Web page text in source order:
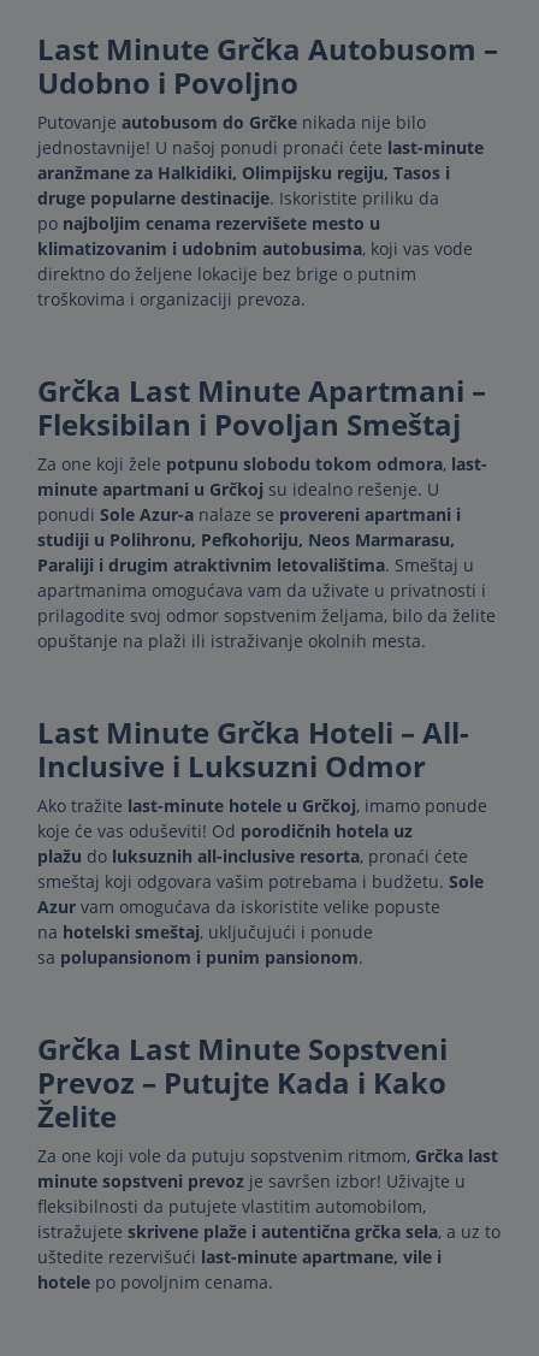
Last Minute Grčka Autobusom –
Udobno i Povoljno
Putovanje autobusom do Grčke nikada nije bilo
jednostavnije! U našoj ponudi pronaći ćete last-minute
aranžmane za Halkidiki, Olimpijsku regiju, Tasos i
druge popularne destinacije. Iskoristite priliku da
po najboljim cenama rezervišete mesto u
klimatizovanim i udobnim autobusima, koji vas vode
direktno do željene lokacije bez brige o putnim
troškovima i organizaciji prevoza.
Grčka Last Minute Apartmani –
Fleksibilan i Povoljan Smeštaj
Za one koji žele potpunu slobodu tokom odmora, last-
minute apartmani u Grčkoj su idealno rešenje. U
ponudi Sole Azur-a nalaze se provereni apartmani i
studiji u Polihronu, Pefkohoriju, Neos Marmarasu,
Paraliji i drugim atraktivnim letovalištima. Smeštaj u
apartmanima omogućava vam da uživate u privatnosti i
prilagodite svoj odmor sopstvenim željama, bilo da želite
opuštanje na plaži ili istraživanje okolnih mesta.
Last Minute Grčka Hoteli – All-
Inclusive i Luksuzni Odmor
Ako tražite last-minute hotele u Grčkoj, imamo ponude
koje će vas oduševiti! Od porodičnih hotela uz
plažu do luksuznih all-inclusive resorta, pronaći ćete
smeštaj koji odgovara vašim potrebama i budžetu. Sole
Azur vam omogućava da iskoristite velike popuste
na hotelski smeštaj, uključujući i ponude
sa polupansionom i punim pansionom.
Grčka Last Minute Sopstveni
Prevoz – Putujte Kada i Kako
Želite
Za one koji vole da putuju sopstvenim ritmom, Grčka last
minute sopstveni prevoz je savršen izbor! Uživajte u
fleksibilnosti da putujete vlastitim automobilom,
istražujete skrivene plaže i autentična grčka sela, a uz to
uštedite rezervišući last-minute apartmane, vile i
hotele po povoljnim cenama.